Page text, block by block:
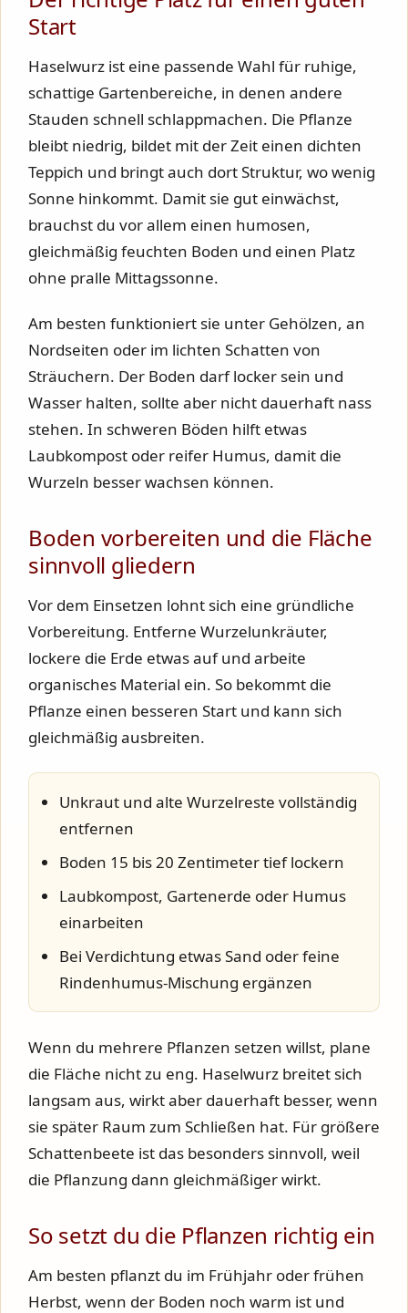
Start
Haselwurz ist eine passende Wahl für ruhige,
schattige Gartenbereiche, in denen andere
Stauden schnell schlappmachen. Die Pflanze
bleibt niedrig, bildet mit der Zeit einen dichten
Teppich und bringt auch dort Struktur, wo wenig
Sonne hinkommt. Damit sie gut einwächst,
brauchst du vor allem einen humosen,
gleichmäßig feuchten Boden und einen Platz
ohne pralle Mittagssonne.
Am besten funktioniert sie unter Gehölzen, an
Nordseiten oder im lichten Schatten von
Sträuchern. Der Boden darf locker sein und
Wasser halten, sollte aber nicht dauerhaft nass
stehen. In schweren Böden hilft etwas
Laubkompost oder reifer Humus, damit die
Wurzeln besser wachsen können.
Boden vorbereiten und die Fläche
sinnvoll gliedern
Vor dem Einsetzen lohnt sich eine gründliche
Vorbereitung. Entferne Wurzelunkräuter,
lockere die Erde etwas auf und arbeite
organisches Material ein. So bekommt die
Pflanze einen besseren Start und kann sich
gleichmäßig ausbreiten.
Unkraut und alte Wurzelreste vollständig
entfernen
Boden 15 bis 20 Zentimeter tief lockern
Laubkompost, Gartenerde oder Humus
einarbeiten
Bei Verdichtung etwas Sand oder feine
Rindenhumus-Mischung ergänzen
Wenn du mehrere Pflanzen setzen willst, plane
die Fläche nicht zu eng. Haselwurz breitet sich
langsam aus, wirkt aber dauerhaft besser, wenn
sie später Raum zum Schließen hat. Für größere
Schattenbeete ist das besonders sinnvoll, weil
die Pflanzung dann gleichmäßiger wirkt.
So setzt du die Pflanzen richtig ein
Am besten pflanzt du im Frühjahr oder frühen
Herbst, wenn der Boden noch warm ist und